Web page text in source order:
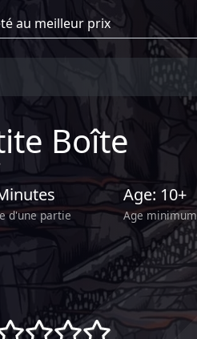
Boîte
d'une partie
Age: 10+
Age minimum
() () ()
()